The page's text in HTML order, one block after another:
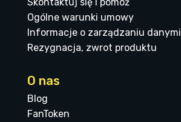
Ogólne warunki umowy
Informacje o zarządzaniu danymi
Rezygnacja, zwrot produktu
O nas
Blog
FanToken